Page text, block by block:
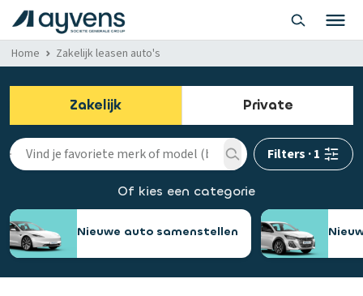
Home Zakelijk leasen auto's
Zakelijk Private
Filters ·1
Of kies een categorie
Nieuwe auto samenstellen